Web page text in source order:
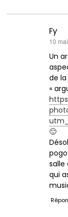
Fy
10
Un
de
«
🙂
salle
qui